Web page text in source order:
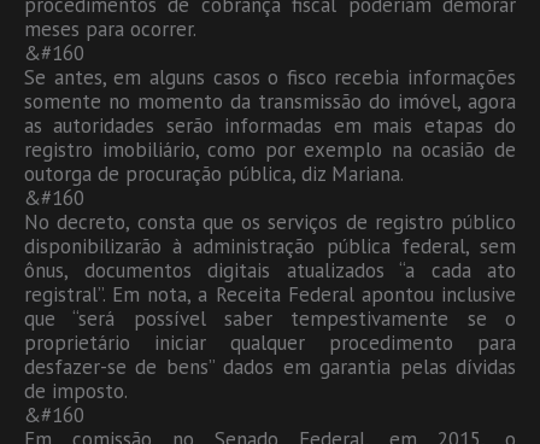
meses para ocorrer.
&#160
Se antes, em alguns casos o fisco recebia informações
somente no momento da transmissão do imóvel, agora
as autoridades serão informadas em mais etapas do
registro imobiliário, como por exemplo na ocasião de
outorga de procuração pública, diz Mariana.
&#160
No decreto, consta que os serviços de registro público
disponibilizarão à administração pública federal, sem
ônus, documentos digitais atualizados “a cada ato
registral”. Em nota, a Receita Federal apontou inclusive
que “será possível saber tempestivamente se o
proprietário iniciar qualquer procedimento para
desfazer-se de bens” dados em garantia pelas dívidas
de imposto.
&#160